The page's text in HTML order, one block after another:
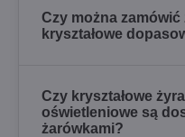
Czy można
kryształowe
Czy kryształowe
oświetleniowe są
żarówkami?